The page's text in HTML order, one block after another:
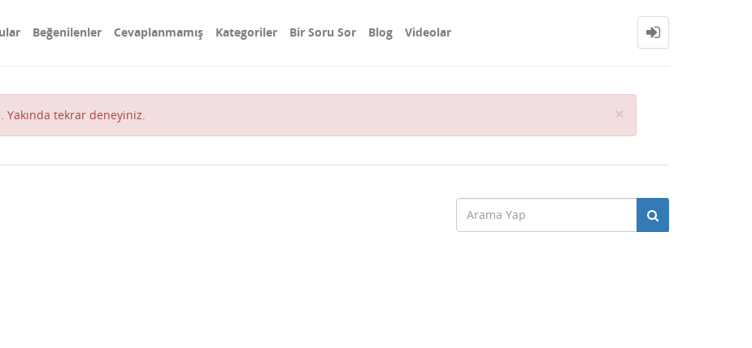
Beğenilenler Cevaplanmamış Kategoriler Bir Soru Sor Blog Videolar
Yakında tekrar deneyiniz. ×